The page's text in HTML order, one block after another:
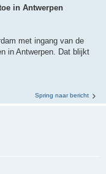
in Antwerpen
met ingang van de
in Antwerpen. Dat blijkt
Spring naar bericht